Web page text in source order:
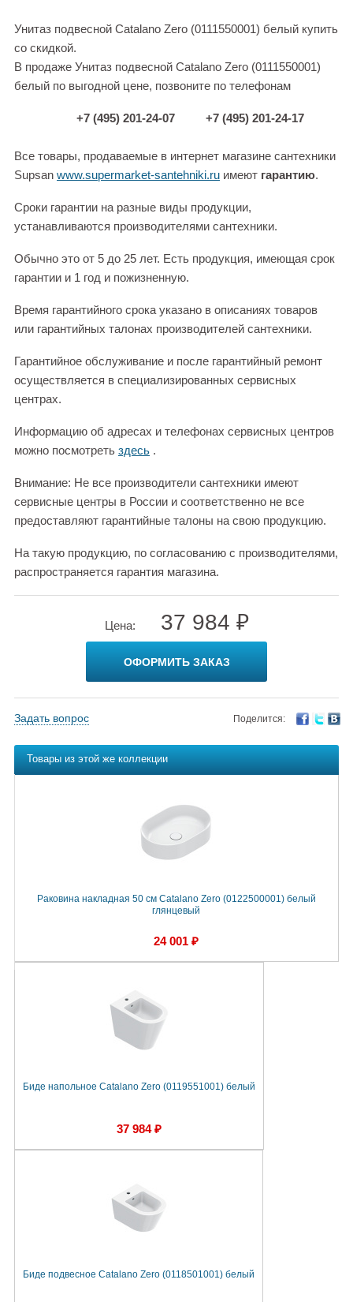
Унитаз подвесной Catalano Zero (0111550001) белый купить
со скидкой.
В продаже Унитаз подвесной Catalano Zero (0111550001)
белый по выгодной цене, позвоните по телефонам
+7 (495) 201-24-07 +7 (495) 201-24-17
Все товары, продаваемые в интернет магазине сантехники
Supsan www.supermarket-santehniki.ru имеют гарантию.
Сроки гарантии на разные виды продукции,
устанавливаются производителями сантехники.
Обычно это от 5 до 25 лет. Есть продукция, имеющая срок
гарантии и 1 год и пожизненную.
Время гарантийного срока указано в описаниях товаров
или гарантийных талонах производителей сантехники.
Гарантийное обслуживание и после гарантийный ремонт
осуществляется в специализированных сервисных
центрах.
Информацию об адресах и телефонах сервисных центров
можно посмотреть здесь .
Внимание: Не все производители сантехники имеют
сервисные центры в России и соответственно не все
предоставляют гарантийные талоны на свою продукцию.
На такую продукцию, по согласованию с производителями,
распространяется гарантия магазина.
Цена: 37 984 ₽
ОФОРМИТЬ ЗАКАЗ
Задать вопрос Поделится:
Товары из этой же коллекции
Раковина накладная 50 см Catalano Zero (0122500001) белый
глянцевый
24 001 ₽
Биде напольное Catalano Zero (0119551001) белый
37 984 ₽
Биде подвесное Catalano Zero (0118501001) белый